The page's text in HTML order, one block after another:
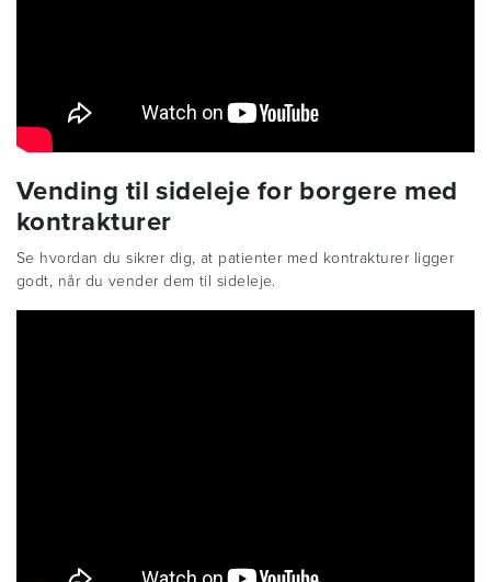
Vending til sideleje for borgere med
kontrakturer
Se hvordan du sikrer dig, at patienter med kontrakturer ligger
godt, når du vender dem til sideleje.